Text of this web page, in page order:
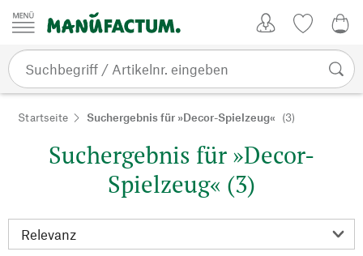
Zum Inhalt springen
Startseite Suchergebnis für »Decor-Spielzeug« (3)
Suchergebnis für »Decor-
Spielzeug« (3)